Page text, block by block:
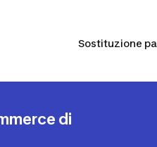
Sostituzione
di